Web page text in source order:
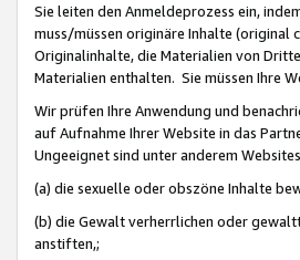
Sie leiten den Anmeldeprozess ein,
muss/müssen originäre Inhalte (original
Originalinhalte, die Materialien von
Materialien enthalten. Sie müssen Ihre
Wir prüfen Ihre Anwendung und
auf Aufnahme Ihrer Website in das
Ungeeignet sind unter anderem
(a) die sexuelle oder obszöne Inhalte
(b) die Gewalt verherrlichen oder
anstiften,;